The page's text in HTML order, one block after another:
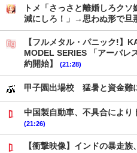
トメ「さっさと離婚しろク
減にしろ！」→思わぬ形で旦
【フルメタル・パニック!】
MODEL SERIES 「アーバレ
約開始】
(21:28)
甲子園出場校 猛暑と資金難
中国製自動車、不具合により
(21:26)
【衝撃映像】インドの暴走